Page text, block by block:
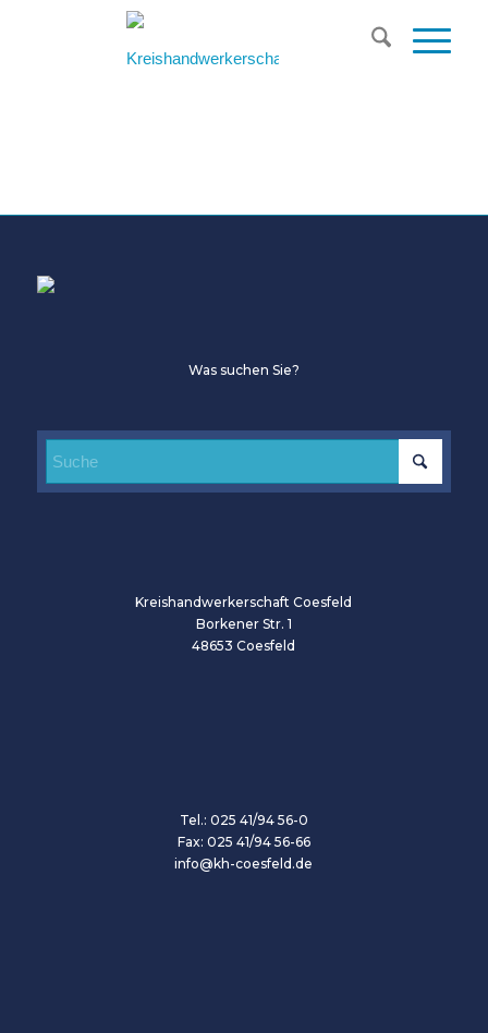
Was suchen Sie?
Kreishandwerkerschaft Coesfeld
Borkener Str. 1
48653 Coesfeld
Tel.: 025 41/94 56-0
Fax: 025 41/94 56-66
info@kh-coesfeld.de